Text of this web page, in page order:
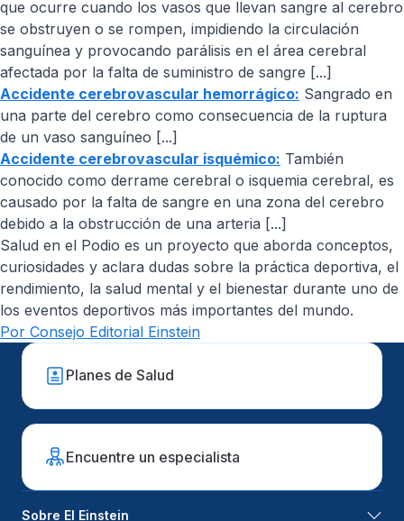
que ocurre cuando los vasos que llevan sangre al cerebro
se obstruyen o se rompen, impidiendo la circulación
sanguínea y provocando parálisis en el área cerebral
afectada por la falta de suministro de sangre [...]
Accidente cerebrovascular hemorrágico: Sangrado en
una parte del cerebro como consecuencia de la ruptura
de un vaso sanguíneo [...]
Accidente cerebrovascular isquémico: También
conocido como derrame cerebral o isquemia cerebral, es
causado por la falta de sangre en una zona del cerebro
debido a la obstrucción de una arteria [...]
Salud en el Podio es un proyecto que aborda conceptos,
curiosidades y aclara dudas sobre la práctica deportiva, el
rendimiento, la salud mental y el bienestar durante uno de
los eventos deportivos más importantes del mundo.
Por Consejo Editorial Einstein
Planes de Salud
Encuentre un especialista
Sobre El Einstein